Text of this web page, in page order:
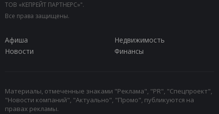
ТОВ «КЕПРЕЙТ ПАРТНЕРС»".
Все права защищены.
Афиша
Недвижимость
Новости
Финансы
Материалы, отмеченные знаками "Реклама", "PR", "Спецпроект",
"Новости компаний", "Актуально", "Промо", публикуются на
правах рекламы.